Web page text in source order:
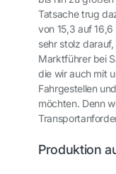
Tatsache trug
von 15,3 auf
sehr stolz
Marktführer bei
die wir auch mit
Fahrgestellen
möchten. Denn
Produktion